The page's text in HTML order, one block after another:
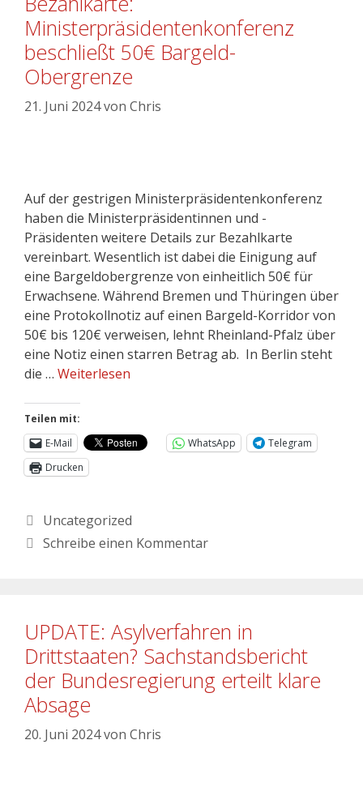
Ministerpräsidentenkonferenz
beschließt 50€ Bargeld-
Obergrenze
21. Juni 2024von Chris
Auf der gestrigen Ministerpräsidentenkonferenz
haben die Ministerpräsidentinnen und -
Präsidenten weitere Details zur Bezahlkarte
vereinbart. Wesentlich ist dabei die Einigung auf
eine Bargeldobergrenze von einheitlich 50€ für
Erwachsene. Während Bremen und Thüringen über
eine Protokollnotiz auf einen Bargeld-Korridor von
50€ bis 120€ verweisen, lehnt Rheinland-Pfalz über
eine Notiz einen starren Betrag ab. In Berlin steht
die … Weiterlesen
Teilen mit:
E-Mail
WhatsApp
Telegram
Drucken
Uncategorized
Schreibe einen Kommentar
UPDATE: Asylverfahren in
Drittstaaten? Sachstandsbericht
der Bundesregierung erteilt klare
Absage
20. Juni 2024von Chris